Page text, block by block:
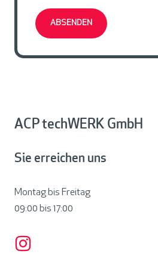
ACP techWERK GmbH
Sie erreichen uns
Montag bis Freitag
09:00 bis 17:00